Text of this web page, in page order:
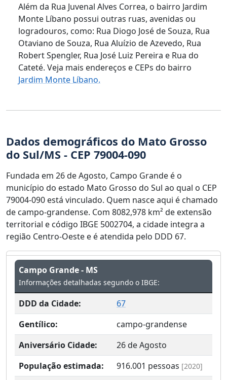
Além da Rua Juvenal Alves Correa, o bairro Jardim
Monte Líbano possui outras ruas, avenidas ou
logradouros, como: Rua Diogo José de Souza, Rua
Otaviano de Souza, Rua Aluízio de Azevedo, Rua
Robert Spengler, Rua José Luiz Pereira e Rua do
Cateté. Veja mais endereços e CEPs do bairro
Jardim Monte Líbano.
Dados demográficos do Mato Grosso
do Sul/MS - CEP 79004-090
Fundada em 26 de Agosto, Campo Grande é o
município do estado Mato Grosso do Sul ao qual o CEP
79004-090 está vinculado. Quem nasce aqui é chamado
de campo-grandense. Com 8082,978 km² de extensão
territorial e código IBGE 5002704, a cidade integra a
região Centro-Oeste e é atendida pelo DDD 67.
Campo Grande - MS
Informações detalhadas segundo o IBGE:
DDD da Cidade:
67
Gentílico:
campo-grandense
Aniversário Cidade:
26 de Agosto
População estimada:
916.001 pessoas [2020]